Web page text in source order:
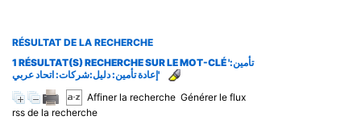
RÉSULTAT DE LA RECHERCHE
1 RÉSULTAT(S) RECHERCHE SUR LE MOT-CLÉ 'تأمين:
إعادة تأمين: دليل:شركات: اتحاد عربي'
Affiner la recherche Générer le flux
rss de la recherche